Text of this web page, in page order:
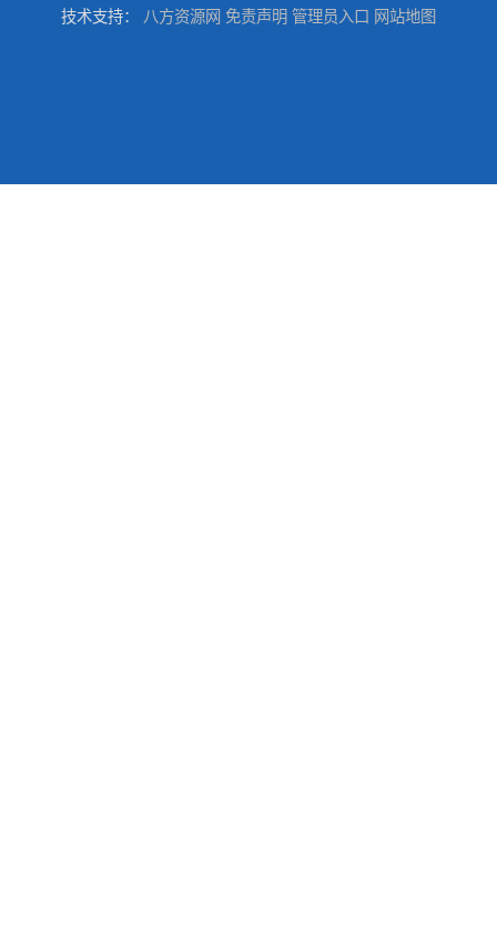
技术支持： 八方资源网 免责声明 管理员入口 网站地图